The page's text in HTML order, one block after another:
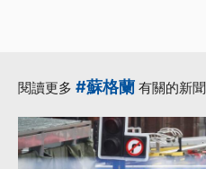
閱讀更多 #蘇格蘭 有關的新聞